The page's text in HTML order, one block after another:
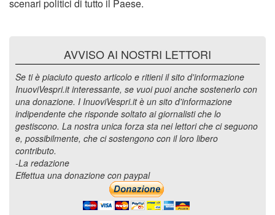
scenari politici di tutto il Paese.
AVVISO AI NOSTRI LETTORI
Se ti è piaciuto questo articolo e ritieni il sito d'informazione
InuoviVespri.it interessante, se vuoi puoi anche sostenerlo con
una donazione. I InuoviVespri.it è un sito d'informazione
indipendente che risponde soltato ai giornalisti che lo
gestiscono. La nostra unica forza sta nei lettori che ci seguono
e, possibilmente, che ci sostengono con il loro libero
contributo.
-La redazione
Effettua una donazione con paypal